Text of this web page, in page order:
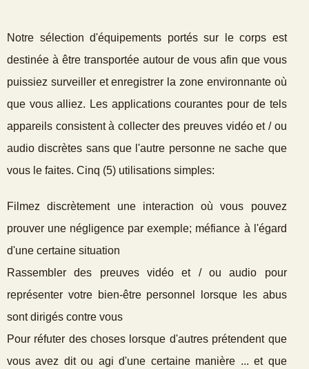
Notre sélection d'équipements portés sur le corps est
destinée à être transportée autour de vous afin que vous
puissiez surveiller et enregistrer la zone environnante où
que vous alliez. Les applications courantes pour de tels
appareils consistent à collecter des preuves vidéo et / ou
audio discrètes sans que l'autre personne ne sache que
vous le faites. Cinq (5) utilisations simples:
Filmez discrètement une interaction où vous pouvez
prouver une négligence par exemple; méfiance à l'égard
d'une certaine situation
Rassembler des preuves vidéo et / ou audio pour
représenter votre bien-être personnel lorsque les abus
sont dirigés contre vous
Pour réfuter des choses lorsque d'autres prétendent que
vous avez dit ou agi d'une certaine manière ... et que